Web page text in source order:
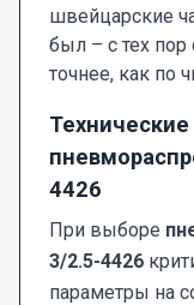
швейцарские
был – с тех пор
точнее, как по
Технические
4426
При выборе
3/2.5-4426
параметры на